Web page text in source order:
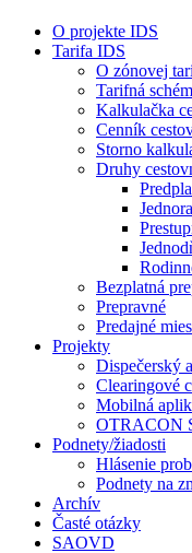
O projekte IDS
Tarifa IDS
O zónovej
Tarifná
Kalkulačka
Cenník
Storno
Druhy
Bezplatná
Prepravné
Predajné
Projekty
Dispečerský
Clearingové
Mobilná
OTRACON
Podnety/žiadosti
Hlásenie
Podnety na
Archív
Časté otázky
SAOVD